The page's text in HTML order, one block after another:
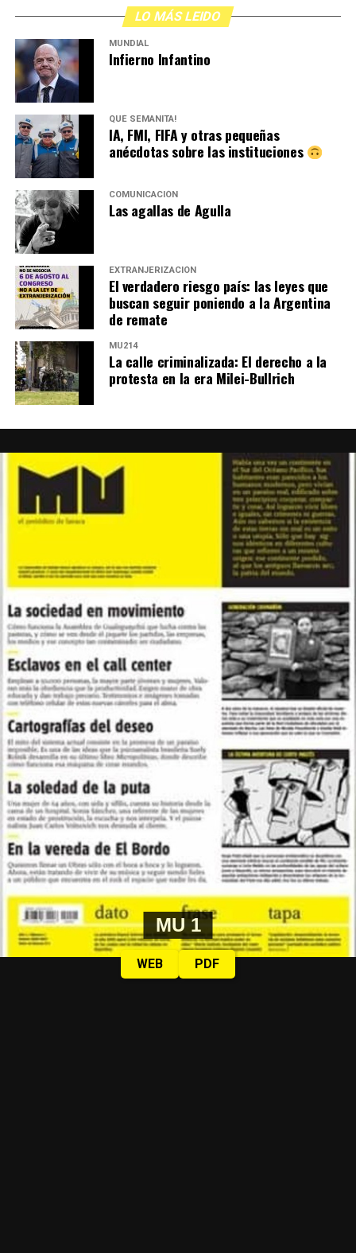
LO MÁS LEIDO
MUNDIAL
Infierno Infantino
QUÉ SEMANITA!
IA, FMI, FIFA y otras pequeñas
anécdotas sobre las instituciones
COMUNICACIÓN
Las agallas de Agulla
EXTRANJERIZACIÓN
El verdadero riesgo país: las leyes que
buscan seguir poniendo a la Argentina
de remate
MU214
La calle criminalizada: El derecho a la
protesta en la era Milei-Bullrich
MU 1
WEB PDF